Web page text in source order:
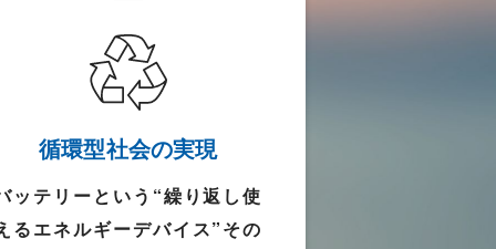
循環型社会の実現
ッテリーという“繰り返し使
るエネルギーデバイス”その